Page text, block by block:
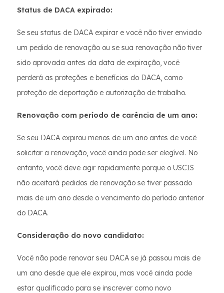
Status de DACA expirado:
Se seu status de DACA expirar e você não tiver enviado
um pedido de renovação ou se sua renovação não tiver
sido aprovada antes da data de expiração, você
perderá as proteções e benefícios do DACA, como
proteção de deportação e autorização de trabalho.
Renovação com período de carência de um ano:
Se seu DACA expirou menos de um ano antes de você
solicitar a renovação, você ainda pode ser elegível. No
entanto, você deve agir rapidamente porque o USCIS
não aceitará pedidos de renovação se tiver passado
mais de um ano desde o vencimento do período anterior
do DACA.
Consideração do novo candidato:
Você não pode renovar seu DACA se já passou mais de
um ano desde que ele expirou, mas você ainda pode
estar qualificado para se inscrever como novo